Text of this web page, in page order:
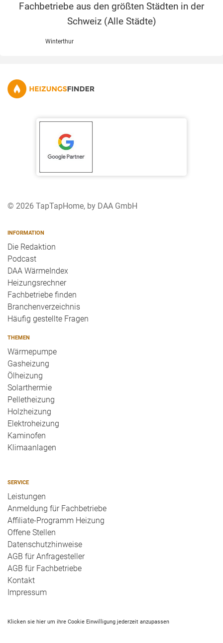
Fachbetriebe aus den größten Städten in der
Schweiz (Alle Städte)
Winterthur
© 2026 TapTapHome, by DAA GmbH
INFORMATION
Die Redaktion
Podcast
DAA WärmeIndex
Heizungsrechner
Fachbetriebe finden
Branchenverzeichnis
Häufig gestellte Fragen
THEMEN
Wärmepumpe
Gasheizung
Ölheizung
Solarthermie
Pelletheizung
Holzheizung
Elektroheizung
Kaminofen
Klimaanlagen
SERVICE
Leistungen
Anmeldung für Fachbetriebe
Affiliate-Programm Heizung
Offene Stellen
Datenschutzhinweise
AGB für Anfragesteller
AGB für Fachbetriebe
Kontakt
Impressum
Klicken sie hier um ihre Cookie Einwilligung jederzeit anzupassen